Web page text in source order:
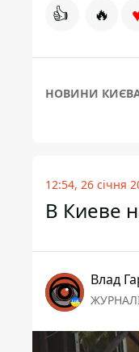
👍 🔥
НОВИНИ
12:54, 26 січня
В Киеве
Влад